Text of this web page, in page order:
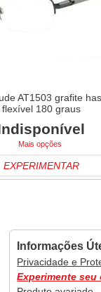
AT1503 grafite
flexível 180 graus
Mais opções
EXPERIMENTAR
Informações
Privacidade e
Experimente